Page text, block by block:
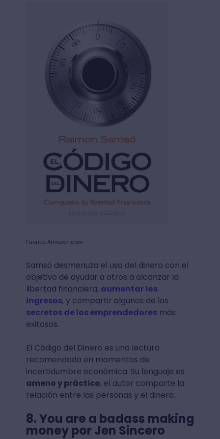
Fuente: Amazon.com
Samsó desmenuza el uso del dinero con el
objetivo de ayudar a otros a alcanzar la
libertad financiera, aumentar los
ingresos, y compartir algunos de los
secretos de los emprendedoresmás
exitosos.
El Código del Dinero es una lectura
recomendada en momentos de
incertidumbre económica. Su lenguaje es
ameno y práctico, el autor comparte la
relación entre las personas y el dinero.
8. You are a badass making
money por Jen Sincero